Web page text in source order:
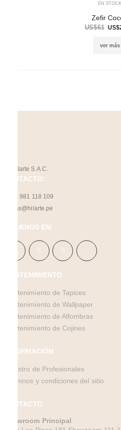
EN STOCK
Zefir
US$61
ver más
CONTACTO:
(+51) 981 118 109
ventas@hilarte.pe
SÍGUENOS EN:
MANTENIMIENTO
Mantenimiento de Tapices
Mantenimiento de Wallpaper
Mantenimiento de Alfombras
Mantenimiento de Cojines
INFORMACIÓN
Registro de Profesionales
Términos y condiciones del sitio
CONTACTO
Showroom Principal